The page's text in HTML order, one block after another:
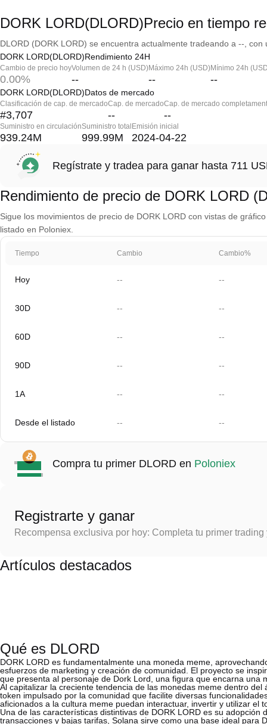
DORK LORD(DLORD)Precio en tiempo
DLORD (DORK LORD) se encuentra actualmente tradeando a --,
DORK LORD(DLORD)Rendimiento 24H
Cambio de precio hoy
0.00%
Volumen de 24 h (USD)
--
Máximo 24h (USD)
--
Mínimo 24h
--
DORK LORD(DLORD)Datos de mercado
Clasificación de cap. de mercado
#3,707
Cap. de mercado
--
Cap. de mercado
--
Suministro en circulación
939.24M
Suministro total
999.99M
Emisión inicial
2024-04-22
Regístrate y tradea para ganar hasta 711
Rendimiento de precio de DORK LORD
Sigue los movimientos de precio de DORK LORD con vistas de
listado en Poloniex.
Tiempo Cambio Cambio%
Hoy -- --
30D -- --
60D -- --
90D -- --
1A -- --
Desde el listado -- --
Compra tu primer DLORD en Poloniex
Registrarte y ganar
Recompensa exclusiva por hoy: Completa tu primer
Artículos destacados
Qué es DLORD
DORK LORD es fundamentalmente una moneda meme,
esfuerzos de marketing y creación de comunidad. El proyecto se
que presenta al personaje de Dork Lord, una figura que encarna una
Al capitalizar la creciente tendencia de las monedas meme dentro
token impulsado por la comunidad que facilite diversas
aficionados a la cultura meme puedan interactuar, invertir y utilizar el
Una de las características distintivas de DORK LORD es su
transacciones y bajas tarifas, Solana sirve como una base ideal para